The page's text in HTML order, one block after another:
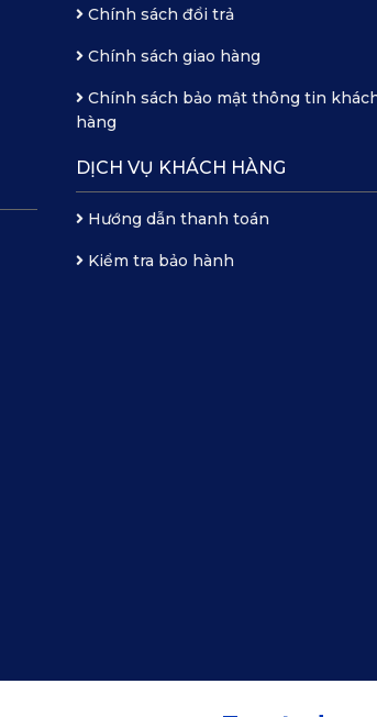
Chính sách đổi trả
Chính sách giao hàng
Chính sách bảo mật thông tin
hàng
DỊCH VỤ KHÁCH HÀNG
Hướng dẫn thanh toán
Kiểm tra bảo hành